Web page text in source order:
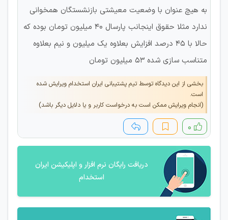
به هیچ عنوان با وضعیت معیشتی بازنشستگان همخوانی
ندارد مثلا حقوق اینجانب پارسال ۴۰ میلیون تومان بوده که
حالا با ۴۵ درصد افزایش بعلاوه یک میلیون و نیم بعلاوه
متناسب سازی شده ۵۳ میلیون تومان
بخشی از این دیدگاه توسط تیم پشتیبانی ایران استخدام ویرایش شده
است.
(انجام ویرایش ممکن است به درخواست کاربر و یا دلایل دیگر باشد)
۰
دریافت رایگان نرم افزار و اپلیکیشن ایران
استخدام